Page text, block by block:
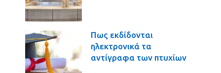
Πως εκδίδονται
ηλεκτρονικά τα
αντίγραφα των πτυχίων